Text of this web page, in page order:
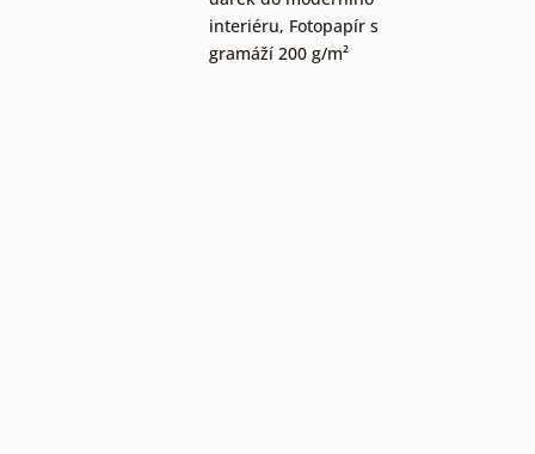
interiéru, Fotopapír s
gramáží 200 g/m²